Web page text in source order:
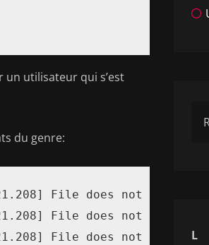
utilisateur qui s’est
du genre:
File does not exist: /
File does not exist: /var/
File does not exist: / L